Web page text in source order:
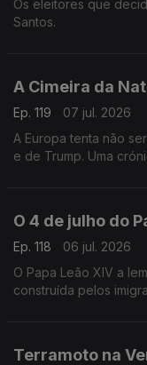
Os eleitores que
Santos.
A Cimeira da
Ep. 119
07 jul. 2026
A Europa tenta não
e de Trump. Uma
O 4 de julho do
Ep. 118
06 jul. 2026
O Papa Leão XIV a
construída pelos
Terramoto na